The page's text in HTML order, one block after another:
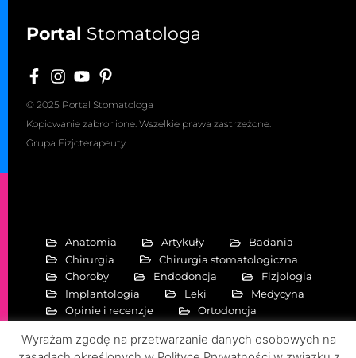
Portal Stomatologa
© 2025 Portal Stomatologa
Kopiowanie zabronione. Wszelkie prawa zastrzeżone.
Grupa Fizjoterapeuty
Anatomia Artykuły
Badania
Chirurgia
Chirurgia stomatologiczna
Choroby
Endodoncja
Fizjologia
Implantologia
Leki
Medycyna
Opinie i recenzje
Ortodoncja
Protetyka stomatologiczna
Wyrażam zgodę na przetwarzanie danych osobowych na